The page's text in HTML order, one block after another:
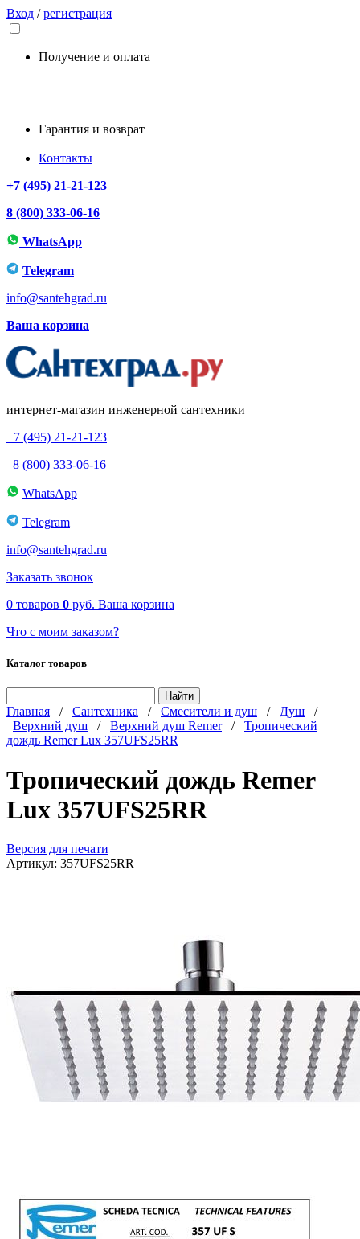
Вход /регистрация
Получение и оплата
Гарантия и возврат
Контакты
+7 (495) 21-21-123
8 (800) 333-06-16
WhatsApp
Telegram
info@santehgrad.ru
Ваша корзина
интернет-магазин инженерной сантехники
+7 (495) 21-21-123
8 (800) 333-06-16
WhatsApp
Telegram
info@santehgrad.ru
Заказать звонок
0 товаров 0 руб. Ваша корзина
Что с моим заказом?
Каталог товаров
Главная / Сантехника / Смесители и душ / Душ /
Верхний душ / Верхний душ Remer/ Тропический
дождь Remer Lux 357UFS25RR
Тропический дождь Remer
Lux 357UFS25RR
Версия для печати
Артикул: 357UFS25RR